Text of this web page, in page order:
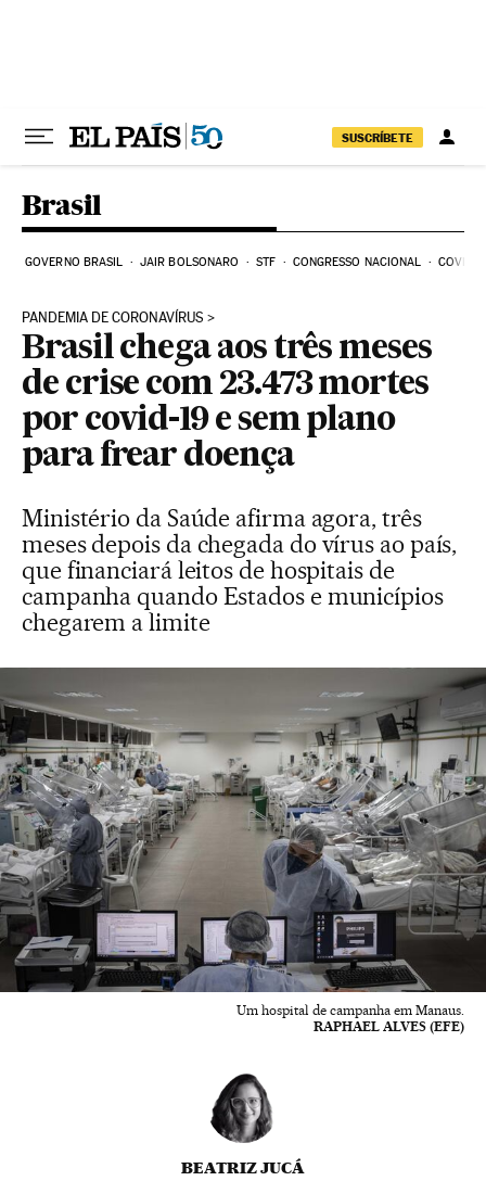
SUSCRÍBETE
Brasil
GOVERNO BRASIL JAIR BOLSONARO STF CONGRESSO NACIONAL COVID-
PANDEMIA DE CORONAVÍRUS
Brasil chega aos três meses
de crise com 23.473 mortes
por covid-19 e sem plano
para frear doença
Ministério da Saúde afirma agora, três
meses depois da chegada do vírus ao país,
que financiará leitos de hospitais de
campanha quando Estados e municípios
chegarem a limite
Um hospital de campanha em Manaus.
RAPHAEL ALVES (EFE)
BEATRIZ JUCÁ